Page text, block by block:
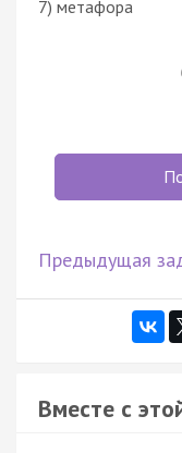
7) метафора
Предыдущая
Вместе с